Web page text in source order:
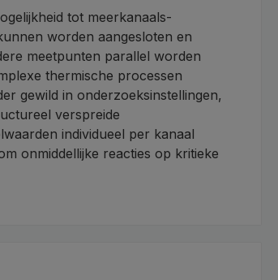
tot meerkanaals-
worden aangesloten en
meetpunten parallel worden
thermische processen
gewild in onderzoeksinstellingen,
verspreide
individueel per kanaal
onmiddellijke reacties op kritieke